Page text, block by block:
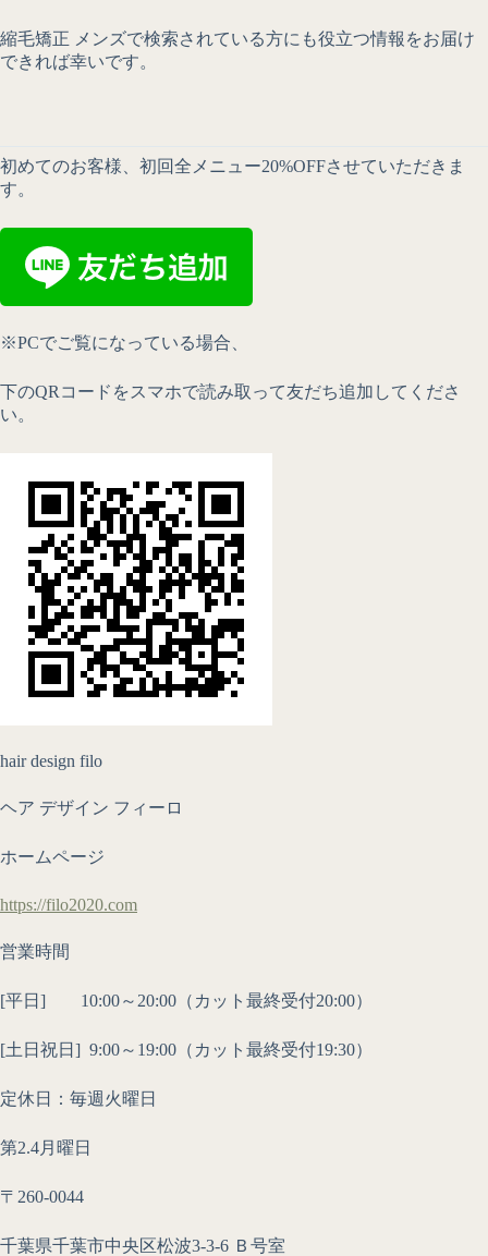
縮毛矯正 メンズで検索されている方にも役立つ情報をお届け
できれば幸いです。
初めてのお客様、初回全メニュー20%OFFさせていただきま
す。
※PCでご覧になっている場合、
下のQRコードをスマホで読み取って友だち追加してくださ
い。
hair design filo
ヘア デザイン フィーロ
ホームページ
https://filo2020.com
営業時間
[平日] 10:00～20:00（カット最終受付20:00）
[土日祝日] 9:00～19:00（カット最終受付19:30）
定休日：毎週火曜日
第2.4月曜日
〒260-0044
千葉県千葉市中央区松波3-3-6 Ｂ号室